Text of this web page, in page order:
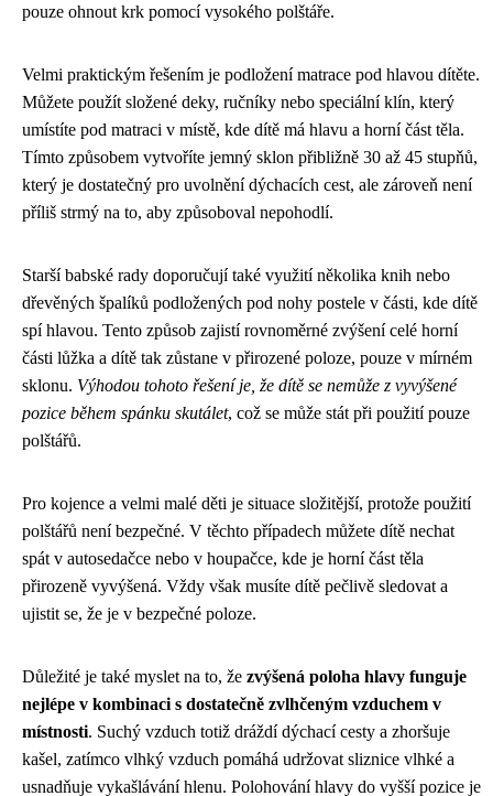
pouze ohnout krk pomocí vysokého polštáře.
Velmi praktickým řešením je podložení matrace pod hlavou dítěte.
Můžete použít složené deky, ručníky nebo speciální klín, který
umístíte pod matraci v místě, kde dítě má hlavu a horní část těla.
Tímto způsobem vytvoříte jemný sklon přibližně 30 až 45 stupňů,
který je dostatečný pro uvolnění dýchacích cest, ale zároveň není
příliš strmý na to, aby způsoboval nepohodlí.
Starší babské rady doporučují také využití několika knih nebo
dřevěných špalíků podložených pod nohy postele v části, kde dítě
spí hlavou. Tento způsob zajistí rovnoměrné zvýšení celé horní
části lůžka a dítě tak zůstane v přirozené poloze, pouze v mírném
sklonu. Výhodou tohoto řešení je, že dítě se nemůže z vyvýšené
pozice během spánku skutálet, což se může stát při použití pouze
polštářů.
Pro kojence a velmi malé děti je situace složitější, protože použití
polštářů není bezpečné. V těchto případech můžete dítě nechat
spát v autosedačce nebo v houpačce, kde je horní část těla
přirozeně vyvýšená. Vždy však musíte dítě pečlivě sledovat a
ujistit se, že je v bezpečné poloze.
Důležité je také myslet na to, že zvýšená poloha hlavy funguje
nejlépe v kombinaci s dostatečně zvlhčeným vzduchem v
místnosti. Suchý vzduch totiž dráždí dýchací cesty a zhoršuje
kašel, zatímco vlhký vzduch pomáhá udržovat sliznice vlhké a
usnadňuje vykašlávání hlenu. Polohování hlavy do vyšší pozice je